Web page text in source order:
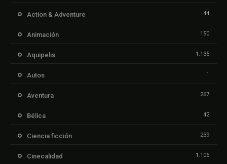
Action & Adventure 44
Animación 150
Aquipelis 1.135
Autos 1
Aventura 267
Bélica 42
Ciencia ficción 239
Cinecalidad 1.106